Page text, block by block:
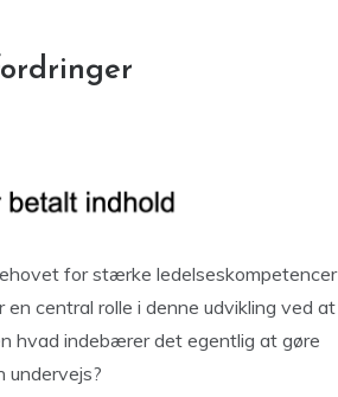
for stærke ledelseskompetencer
central rolle i denne udvikling ved at
hvad indebærer det egentlig at gøre
undervejs?